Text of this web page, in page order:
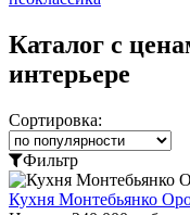
Каталог с
интерьере
Сортировка:
Фильтр
Кухня Монтебьянко